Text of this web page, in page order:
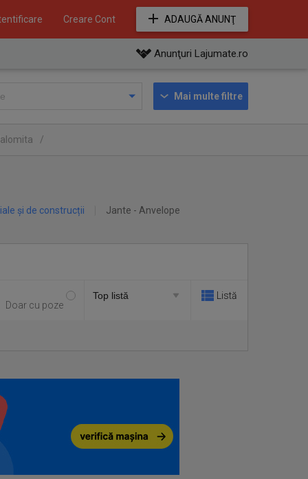
Creare Cont ADAUGĂ ANUNŢ
Anunţuri Lajumate.ro
Mai multe filtre
/
și de construcții Jante - Anvelope
Doar cu poze
Listă